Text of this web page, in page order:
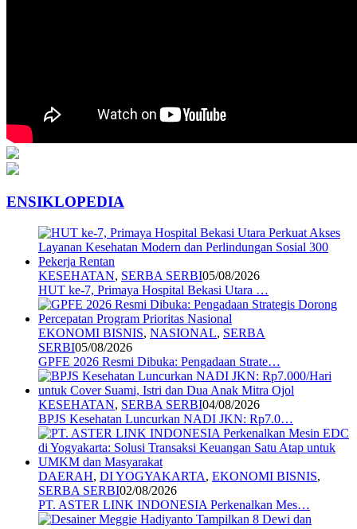
ENSIKLOPEDIA
KESEHATAN, SERBA SERBI05/08/2026
HUT ke-7, Primaya Hospital Bekasi Utara …
EKONOMI BISNIS, NASIONAL, SERBA
SERBI05/08/2026
GPFE 2026 Resmi Dibuka: Pengadaan Strate…
KESEHATAN, SERBA SERBI04/08/2026
BPJS Kesehatan Luncurkan NADI JKN: Rp7.0…
DAERAH, DI YOGYAKARTA, EKONOMI BISNIS,
SERBA SERBI02/08/2026
PT. ASTER LINK INDONESIA Perkenalkan Mes…